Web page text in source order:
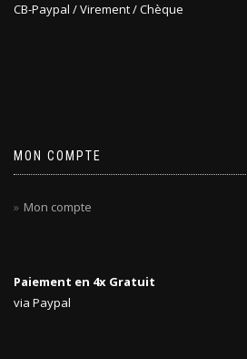
CB-Paypal / Virement / Chèque
MON COMPTE
Mon compte
Paiement en 4x Gratuit
via Paypal